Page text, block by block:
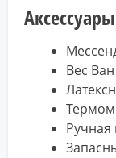
Аксессуары
Вес
Ручная